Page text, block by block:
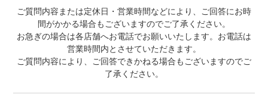
ご質問内容または定休日・営業時間などにより、ご回答にお時
間がかかる場合もございますのでご了承ください。
お急ぎの場合は各店舗へお電話でお願いいたします。お電話は
営業時間内とさせていただきます。
ご質問内容により、ご回答できかねる場合もございますのでご
了承ください。